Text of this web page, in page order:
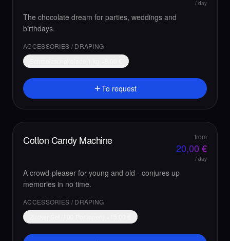
/ day
The chocolate dream for parties, weddings and
birthdays.
ACCESSORIES / DRAPING
To request
Cotton Candy Machine from
20,00 €
/ day
A crowd-pleaser for young and old - conjures up
memories in no time.
ACCESSORIES / DRAPING